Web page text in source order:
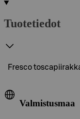
Tuotetiedot
Fresco
Valmistusmaa